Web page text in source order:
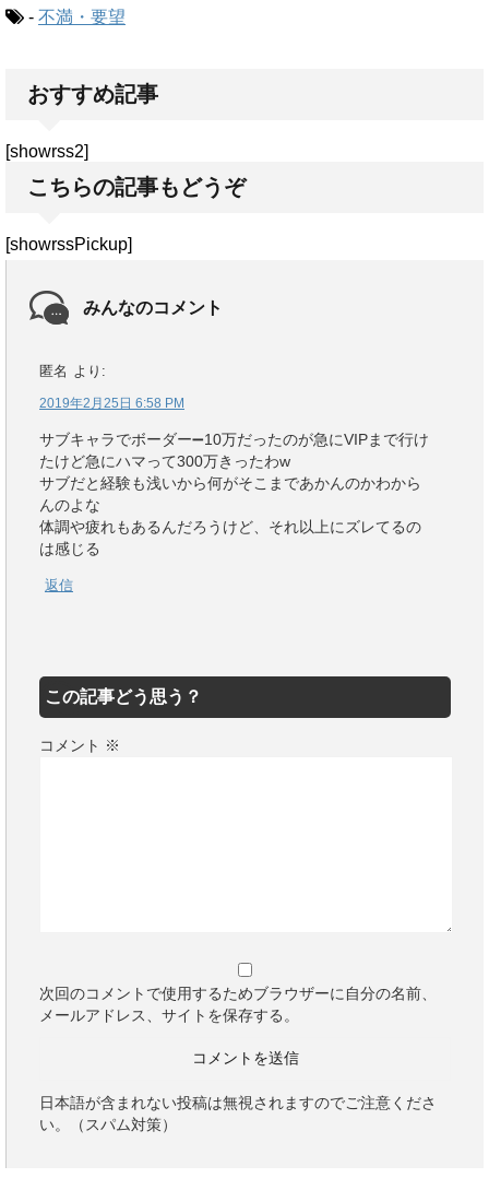
- 不満・要望
おすすめ記事
[showrss2]
こちらの記事もどうぞ
[showrssPickup]
みんなのコメント
匿名 より:
2019年2月25日 6:58 PM
サブキャラでボーダー➖10万だったのが急にVIPまで行け
たけど急にハマって300万きったわw
サブだと経験も浅いから何がそこまであかんのかわから
んのよな
体調や疲れもあるんだろうけど、それ以上にズレてるの
は感じる
返信
この記事どう思う？
コメント ※
次回のコメントで使用するためブラウザーに自分の名前、
メールアドレス、サイトを保存する。
日本語が含まれない投稿は無視されますのでご注意くださ
い。（スパム対策）